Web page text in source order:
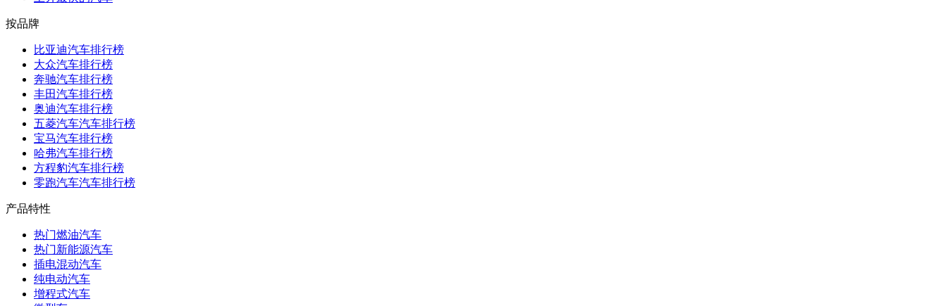
按品牌
比亚迪汽车排行榜
大众汽车排行榜
奔驰汽车排行榜
丰田汽车排行榜
奥迪汽车排行榜
五菱汽车汽车排行榜
宝马汽车排行榜
哈弗汽车排行榜
方程豹汽车排行榜
零跑汽车汽车排行榜
产品特性
热门燃油汽车
热门新能源汽车
插电混动汽车
纯电动汽车
增程式汽车